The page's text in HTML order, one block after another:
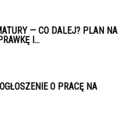
— CO DALEJ? PLAN NA
I...
O PRACĘ NA